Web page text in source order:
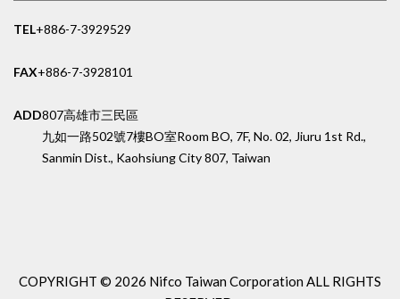
TEL+886-7-3929529
FAX+886-7-3928101
ADD807高雄市三民區
九如一路502號7樓BO室Room BO, 7F, No. 02, Jiuru 1st Rd.,
Sanmin Dist., Kaohsiung City 807, Taiwan
COPYRIGHT © 2026 Nifco Taiwan Corporation ALL RIGHTS